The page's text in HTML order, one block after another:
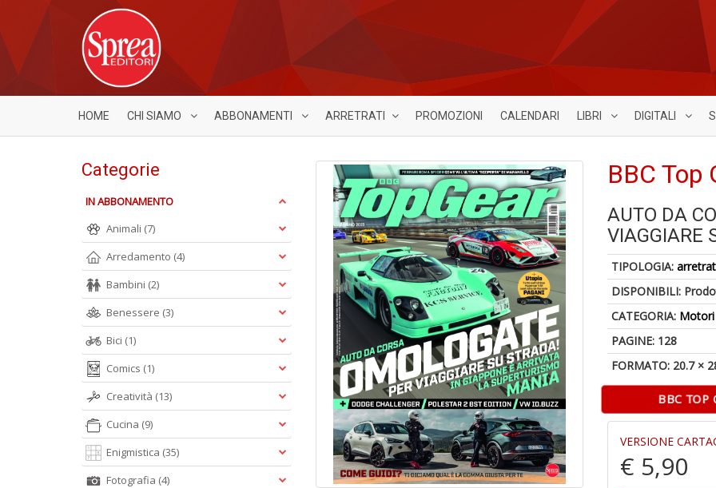
HOME CHI SIAMO ABBONAMENTI ARRETRATI PROMOZIONI CALENDARI LIBRI DIGITALI
BBC Top
AUTO DA
VIAGGIARE
TIPOLOGIA:
DISPONIBILI:
CATEGORIA:
PAGINE: 128
FORMATO: 20.7 ×
BBC TOP
VERSIONE
€ 5,90
Categorie
IN ABBONAMENTO
Animali (7)
Arredamento (4)
Bambini (2)
Benessere (3)
Bici (1)
Comics (1)
Creatività (13)
Cucina (9)
Enigmistica (35)
Fotografia (4)